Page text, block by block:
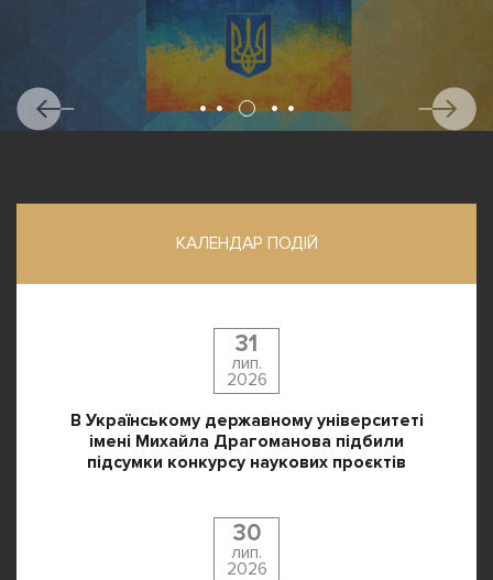
КАЛЕНДАР ПОДІЙ
31
лип.
2026
В Українському державному університеті
імені Михайла Драгоманова підбили
підсумки конкурсу наукових проєктів
30
лип.
2026